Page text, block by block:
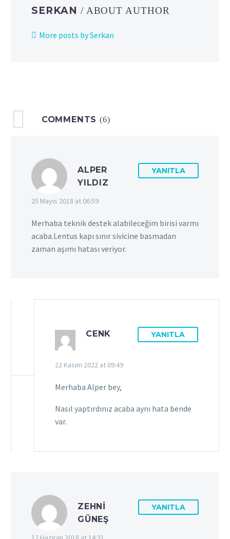
SERKAN / ABOUT AUTHOR
More posts by Serkan
COMMENTS(6)
ALPER
YILDIZ
25 Mayıs 2018 at 06:59
YANITLA
Merhaba teknik destek alabileceğim birisi varmı
acaba.Lentus kapı sınır sivicine basmadan
zaman aşımı hatası veriyor.
CENK
22 Kasım 2022 at 09:49
YANITLA
Merhaba Alper bey,
Nasıl yaptırdınız acaba aynı hata bende
var.
ZEHNI
GÜNEŞ
YANITLA